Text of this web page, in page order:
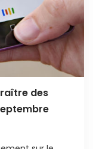
des